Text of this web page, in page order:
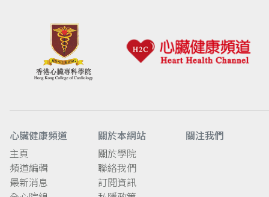
心臟健康頻道
主頁
頻道編輯
最新消息
關於本網站
關於學院
聯絡我們
訂閱資訊
關注我們